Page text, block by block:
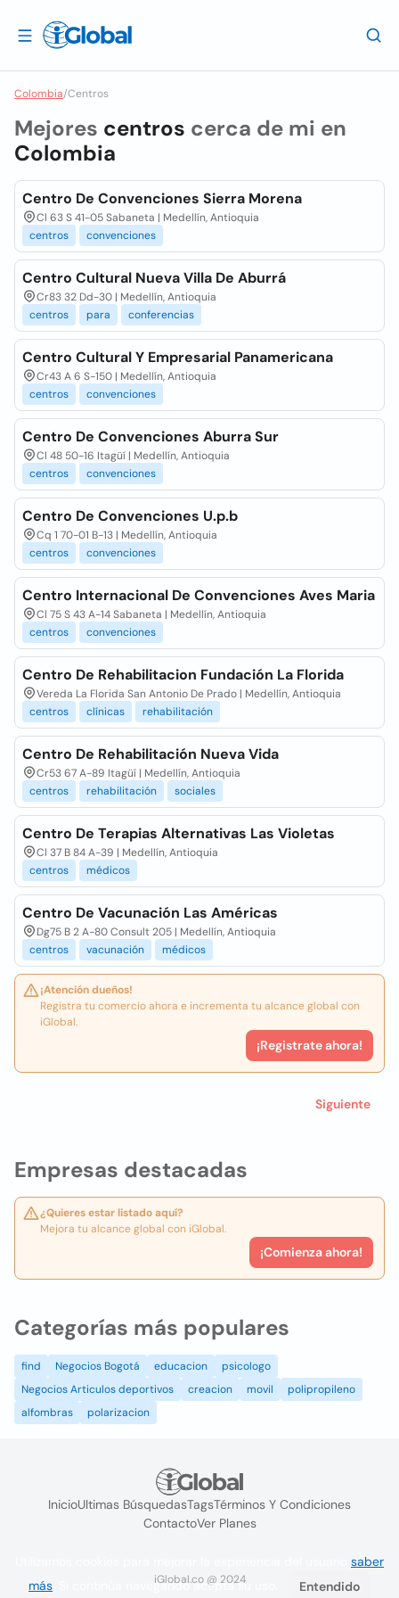
Colombia/Centros
Empresas destacadas
¿Quieres estar listado aquí?
Mejora tu alcance global con iGlobal.
¡Comienza ahora!
Mejores centros cerca de mi en
Colombia
Centro De Convenciones Sierra Morena
Cl 63 S 41-05 Sabaneta | Medellín, Antioquia
centros
convenciones
Centro Cultural Nueva Villa De Aburrá
Cr83 32 Dd-30 | Medellín, Antioquia
centros
para conferencias
Centro Cultural Y Empresarial Panamericana
Cr43 A 6 S-150 | Medellín, Antioquia
centros
convenciones
Centro De Convenciones Aburra Sur
Cl 48 50-16 Itagüí | Medellín, Antioquia
centros
convenciones
Centro De Convenciones U.p.b
Cq 1 70-01 B-13 | Medellín, Antioquia
centros
convenciones
Centro Internacional De Convenciones Aves Maria
Cl 75 S 43 A-14 Sabaneta | Medellín, Antioquia
centros
convenciones
Centro De Rehabilitacion Fundación La Florida
Vereda La Florida San Antonio De Prado | Medellín, Antioquia
centros
clínicas rehabilitación
Centro De Rehabilitación Nueva Vida
Cr53 67 A-89 Itagüí | Medellín, Antioquia
centros
rehabilitación sociales
Centro De Terapias Alternativas Las Violetas
Cl 37 B 84 A-39 | Medellín, Antioquia
centros
médicos
Centro De Vacunación Las Américas
Dg75 B 2 A-80 Consult 205 | Medellín, Antioquia
centros
vacunación médicos
¡Atención dueños!
Registra tu comercio ahora e incrementa tu alcance global con
iGlobal.
¡Registrate ahora!
Siguiente
Categorías más populares
find Negocios Bogotá educacion
psicologo
Negocios Articulos deportivos
creacion movil
polipropileno
alfombras
polarizacion
InicioUltimas BúsquedasTagsTérminos Y Condiciones
ContactoVer Planes
iGlobal.co @ 2024
saber
más . Si continúa navegando acepta su uso. Entendido